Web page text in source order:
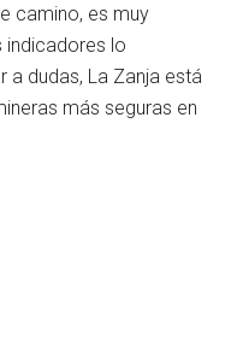
camino, es muy
indicadores lo
a dudas, La Zanja está
más seguras en